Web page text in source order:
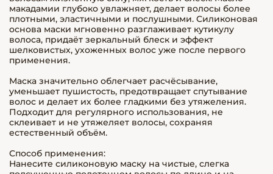
макадамии глубоко увлажняет, делает волосы более
плотными, эластичными и послушными. Силиконовая
основа маски мгновенно разглаживает кутикулу
волоса, придаёт зеркальный блеск и эффект
шелковистых, ухоженных волос уже после первого
применения.
Маска значительно облегчает расчёсывание,
уменьшает пушистость, предотвращает спутывание
волос и делает их более гладкими без утяжеления.
Подходит для регулярного использования, не
склеивает и не утяжеляет волосы, сохраняя
естественный объём.
Способ применения:
Нанесите силиконовую маску на чистые, слегка